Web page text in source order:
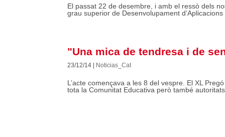
El passat 22 de desembre, i amb el ressò dels
grau superior de Desenvolupament
"Una mica de tendresa i de
23/12/14 Noticias_Cat
L’acte començava a les 8 del vespre. El XL
tota la Comunitat Educativa però també